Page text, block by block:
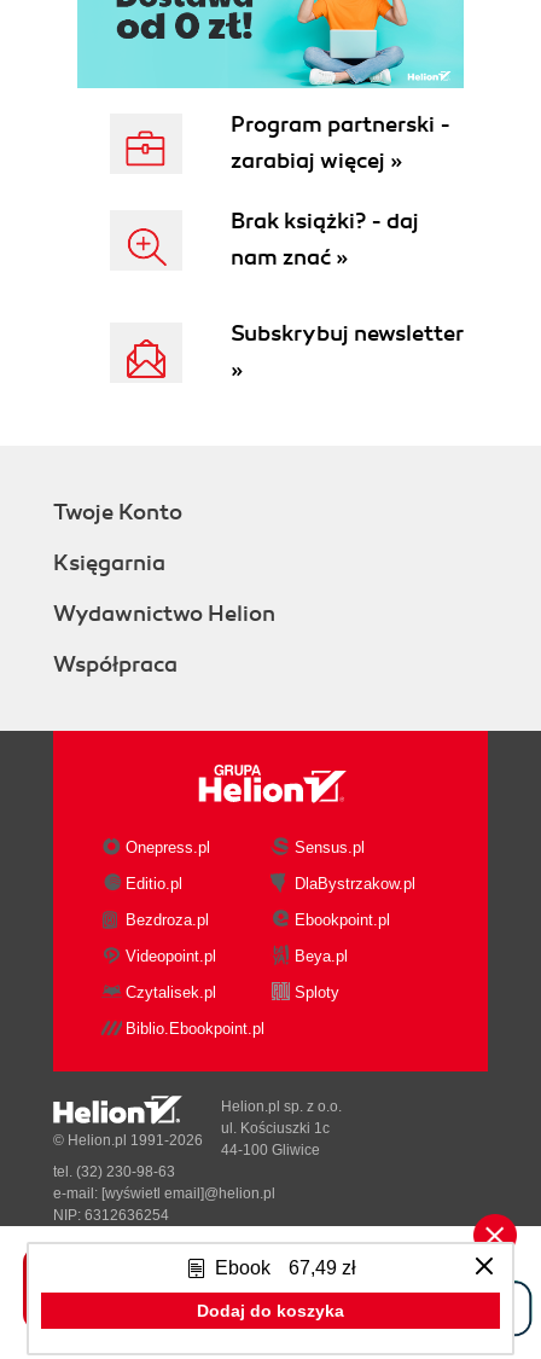
Ebook 67,49 zł
Dodaj do koszyka
Program partnerski -
zarabiaj więcej »
Brak książki? - daj
nam znać »
Subskrybuj newsletter
»
Twoje Konto
Księgarnia
Wydawnictwo Helion
Współpraca
Onepress.pl
Sensus.pl
Editio.pl
DlaBystrzakow.pl
Bezdroza.pl
Ebookpoint.pl
Videopoint.pl
Beya.pl
Czytalisek.pl
Sploty
Biblio.Ebookpoint.pl
Tonik.pl
© Helion.pl 1991-2026
Helion.pl sp. z o.o.
ul. Kościuszki 1c
44-100 Gliwice
tel. (32) 230-98-63
e-mail: [wyświetl email]@helion.pl
NIP: 6312636254